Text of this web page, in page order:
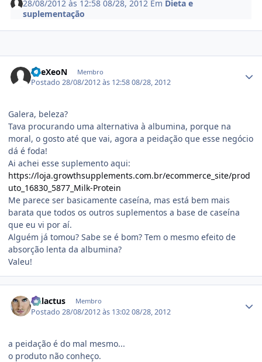
28/08/2012 às 12:5808/28, 2012 Em Dieta e
suplementação
TheXeoN Membro
Postado28/08/2012 às 12:5808/28, 2012
Galera, beleza?
Tava procurando uma alternativa à albumina, porque na
moral, o gosto até que vai, agora a peidação que esse negócio
dá é foda!
Ai achei esse suplemento aqui:
https://loja.growthsupplements.com.br/ecommerce_site/prod
uto_16830_5877_Milk-Protein
Me parece ser basicamente caseína, mas está bem mais
barata que todos os outros suplementos a base de caseína
que eu vi por aí.
Alguém já tomou? Sabe se é bom? Tem o mesmo efeito de
absorção lenta da albumina?
Valeu!
Galactus Membro
Postado28/08/2012 às 13:0208/28, 2012
a peidação é do mal mesmo...
o produto não conheço.